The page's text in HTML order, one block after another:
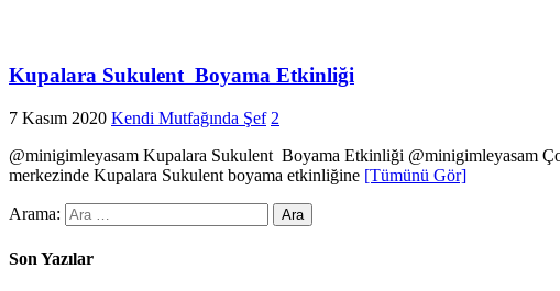
Kupalara Sukulent Boyama Etkinliği
7 Kasım 2020 Kendi Mutfağında Şef 2
@minigimleyasam Kupalara Sukulent Boyama Etkinliği @minigimleyasam
merkezinde Kupalara Sukulent boyama etkinliğine [Tümünü Gör]
Arama:
Son Yazılar